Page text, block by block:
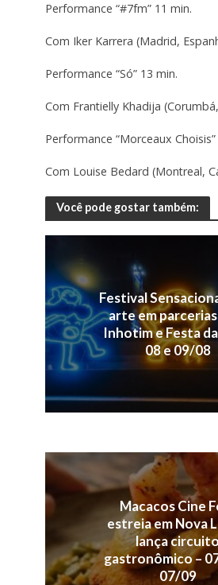
Performance “#7fm” 11 min.
Com Iker Karrera (Madrid,
Performance “Só” 13 min.
Com Frantielly Khadija
Performance “Morceaux
Com Louise Bedard (Montreal,
Você pode gostar também:
Festival
arte em
Inhotim e Festa
08 e 09/08
Macacos Cine
estreia em Nova
lança
gastronômico –
07/09